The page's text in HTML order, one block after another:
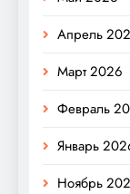
Апрель
Март 2026
Февраль
Январь
Ноябрь